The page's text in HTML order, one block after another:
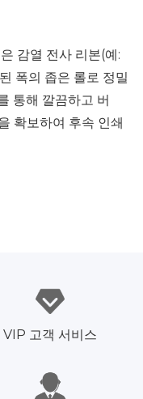
감열 전사 리본(예:
폭의 좁은 롤로 정밀
통해 깔끔하고 버
확보하여 후속 인쇄
VIP 고객 서비스